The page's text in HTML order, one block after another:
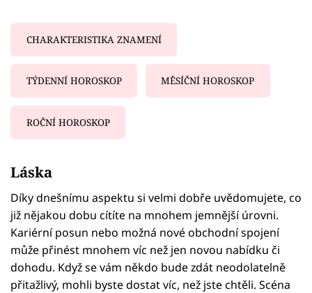
CHARAKTERISTIKA ZNAMENÍ
TÝDENNÍ HOROSKOP MĚSÍČNÍ HOROSKOP
ROČNÍ HOROSKOP
Láska
Díky dnešnímu aspektu si velmi dobře uvědomujete, co
již nějakou dobu cítíte na mnohem jemnější úrovni.
Kariérní posun nebo možná nové obchodní spojení
může přinést mnohem víc než jen novou nabídku či
dohodu. Když se vám někdo bude zdát neodolatelně
přitažlivý, mohli byste dostat víc, než jste chtěli. Scéna